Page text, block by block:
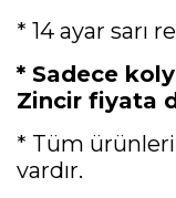
* 14 ayar sarı
* Sadece
Zincir fiyata
* Tüm
vardır.